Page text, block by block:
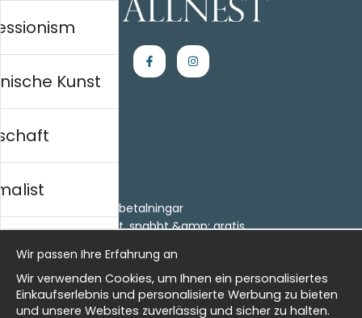
Einkaufen
Villkor
- Returer och återbetalningar
- Leverans - enkelt, snabbt &amp; gratis
Meine Favoriten
Information
Kunst
history
Wir passen Ihre Erfahrung an
Wir verwenden Cookies, um Ihnen ein personalisiertes
Einkaufserlebnis und personalisierte Werbung zu bieten
und unsere Websites zuverlässig und sicher zu halten.